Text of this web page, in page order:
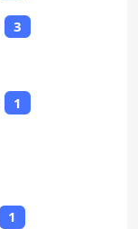
3
1
1